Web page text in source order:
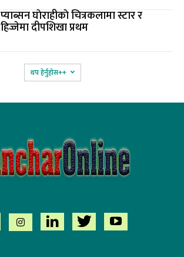
प्याब्सन घाेराहीकाे चित्रकलामा स्टार र
हिज्जेमा दीपशिखा प्रथम
थप हेर्नुहोस‌++